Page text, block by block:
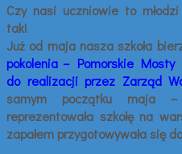
Czy nasi uczniowie to
tak!
Już od maja nasza szkoła
pokolenia – Pomorskie Mosty
do realizacji przez Zarząd
samym początku maja
reprezentowała szkołę na
zapałem przygotowywała się